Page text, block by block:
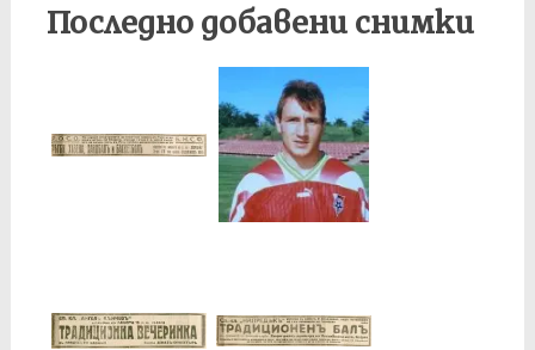
Последно добавени снимки